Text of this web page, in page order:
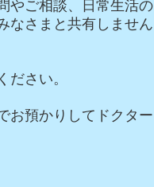
やご相談、日常生活の
なさまと共有しません
ださい。
お預かりしてドクター